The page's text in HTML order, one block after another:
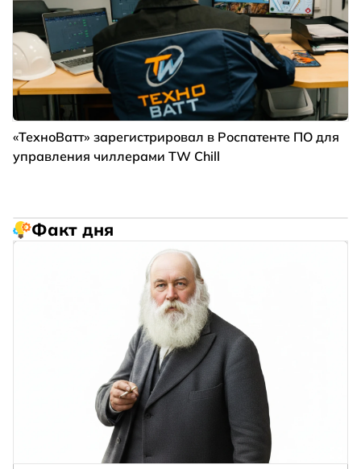
«ТехноВатт» зарегистрировал в Роспатенте ПО для
управления чиллерами TW Chill
Факт дня